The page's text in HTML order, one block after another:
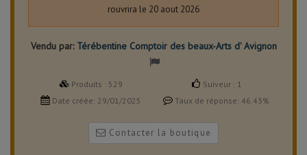
rouvrira le 20 aout 2026
Vendu par: Térébentine Comptoir des beaux-Arts d' Avignon
Produits : 529 Suiveur : 1
Date créée: 29/01/2025 Taux de réponse: 46.43%
Contacter la boutique